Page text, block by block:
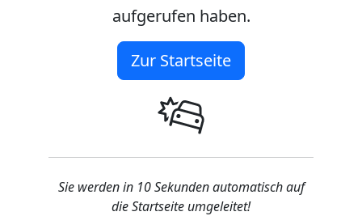
aufgerufen haben.
Zur Startseite
Sie werden in 10 Sekunden automatisch auf
die Startseite umgeleitet!